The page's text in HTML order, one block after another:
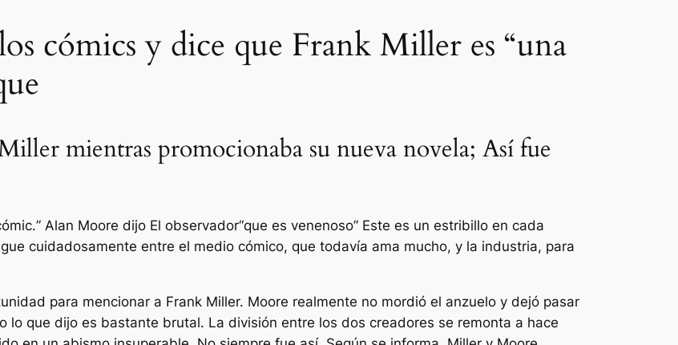
cómics y dice que Frank Miller es “una
mientras promocionaba su nueva novela; Así fue
” Alan Moore dijo El observador“que es venenoso” Este es un estribillo en cada
cuidadosamente entre el medio cómico, que todavía ama mucho, y la industria, para
para mencionar a Frank Miller. Moore realmente no mordió el anzuelo y dejó pasar
lo que dijo es bastante brutal. La división entre los dos creadores se remonta a hace